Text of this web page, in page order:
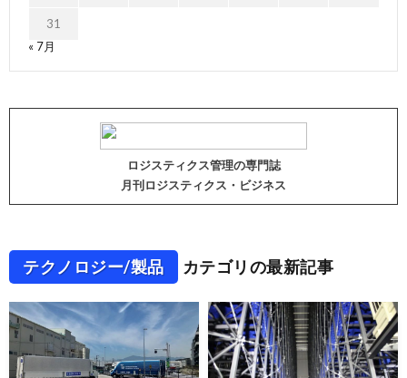
31
« 7月
ロジスティクス管理の専門誌
月刊ロジスティクス・ビジネス
テクノロジー/製品 カテゴリの最新記事